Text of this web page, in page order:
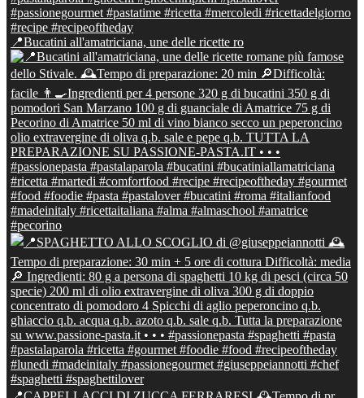
📍Bucatini all'amatriciana, une delle ricette ro